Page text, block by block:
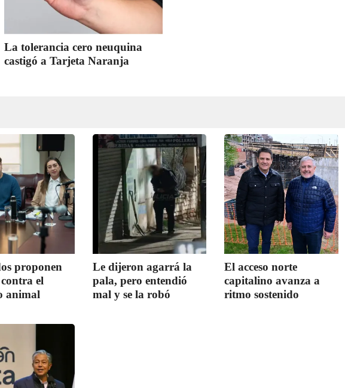
La tolerancia cero neuquina
castigó a Tarjeta Naranja
proponen
el
animal
Le dijeron agarrá la
pala, pero entendió
mal y se la robó
El acceso norte
capitalino avanza a
ritmo sostenido